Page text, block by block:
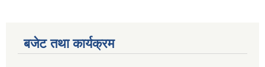
बजेट तथा कार्यक्रम